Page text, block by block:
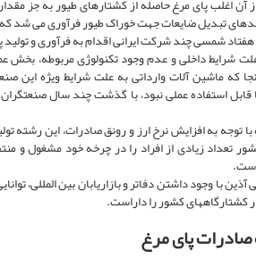
تبدیل ضایعات جهت خوراک طیور فرآوری می شد
هفتاد شمسی چند شرکت ایرانی اقدام به فرآوری و
شرایط داخلی و عدم وجود تکنولوژی مربوطه،
که ماشین آلات وارداتی به علت شرایط ویژه این
استفاده عملی نبود، با گذشت چند سال
با توجه به افزایش نرخ ارز و رونق صادرات، این
تعداد زیادی از افراد را در چرخه خود مشغول و
آذین با وجود داشتن دفاتر و بازاریابان بین المللی،
کشتارگاههای کشور را داراست.
پای مرغ